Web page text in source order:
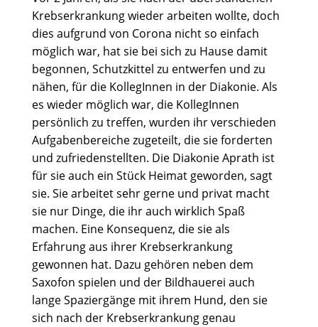
Krebserkrankung wieder arbeiten wollte, doch
dies aufgrund von Corona nicht so einfach
möglich war, hat sie bei sich zu Hause damit
begonnen, Schutzkittel zu entwerfen und zu
nähen, für die KollegInnen in der Diakonie. Als
es wieder möglich war, die KollegInnen
persönlich zu treffen, wurden ihr verschieden
Aufgabenbereiche zugeteilt, die sie forderten
und zufriedenstellten. Die Diakonie Aprath ist
für sie auch ein Stück Heimat geworden, sagt
sie. Sie arbeitet sehr gerne und privat macht
sie nur Dinge, die ihr auch wirklich Spaß
machen. Eine Konsequenz, die sie als
Erfahrung aus ihrer Krebserkrankung
gewonnen hat. Dazu gehören neben dem
Saxofon spielen und der Bildhauerei auch
lange Spaziergänge mit ihrem Hund, den sie
sich nach der Krebserkrankung genau